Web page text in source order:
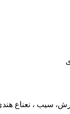
سیب ، نعناع